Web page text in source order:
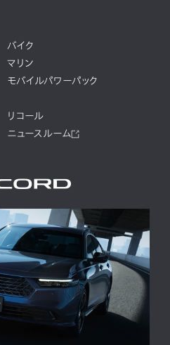
バイク
マリン
モバイルパワーパック
リコール
ニュースルーム